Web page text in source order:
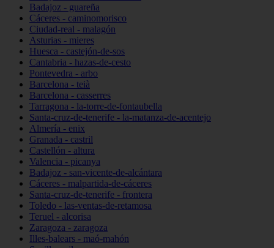
Badajoz - guareña
Cáceres - caminomorisco
Ciudad-real - malagón
Asturias - mieres
Huesca - castejón-de-sos
Cantabria - hazas-de-cesto
Pontevedra - arbo
Barcelona - teià
Barcelona - casserres
Tarragona - la-torre-de-fontaubella
Santa-cruz-de-tenerife - la-matanza-de-acentejo
Almería - enix
Granada - castril
Castellón - altura
Valencia - picanya
Badajoz - san-vicente-de-alcántara
Cáceres - malpartida-de-cáceres
Santa-cruz-de-tenerife - frontera
Toledo - las-ventas-de-retamosa
Teruel - alcorisa
Zaragoza - zaragoza
Illes-balears - maó-mahón